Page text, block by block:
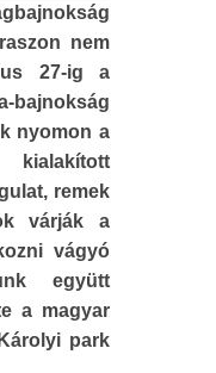
nem
27-ig a
nyomon a
remek
várják a
vágyó
együtt
a magyar
park